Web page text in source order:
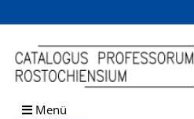
Browsen
direkt zum Inhalt
Menü